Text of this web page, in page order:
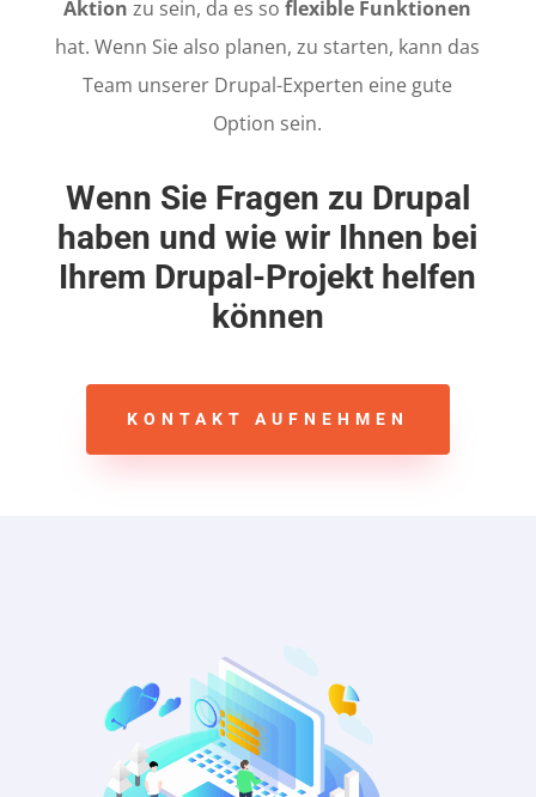
Aktion zu sein, da es soflexible Funktionen
hat. Wenn Sie also planen, zu starten, kann das
Team unserer Drupal-Experten eine gute
Option sein.
Wenn Sie Fragen zu Drupal
haben und wie wir Ihnen bei
Ihrem Drupal-Projekt helfen
können
KONTAKT AUFNEHMEN